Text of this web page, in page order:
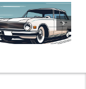
Kfz-
Die besten
Angebote im